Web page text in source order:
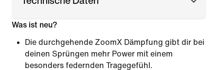
Was ist neu?
Die durchgehende ZoomX Dämpfung gibt dir bei
deinen Sprüngen mehr Power mit einem
besonders federnden Tragegefühl.